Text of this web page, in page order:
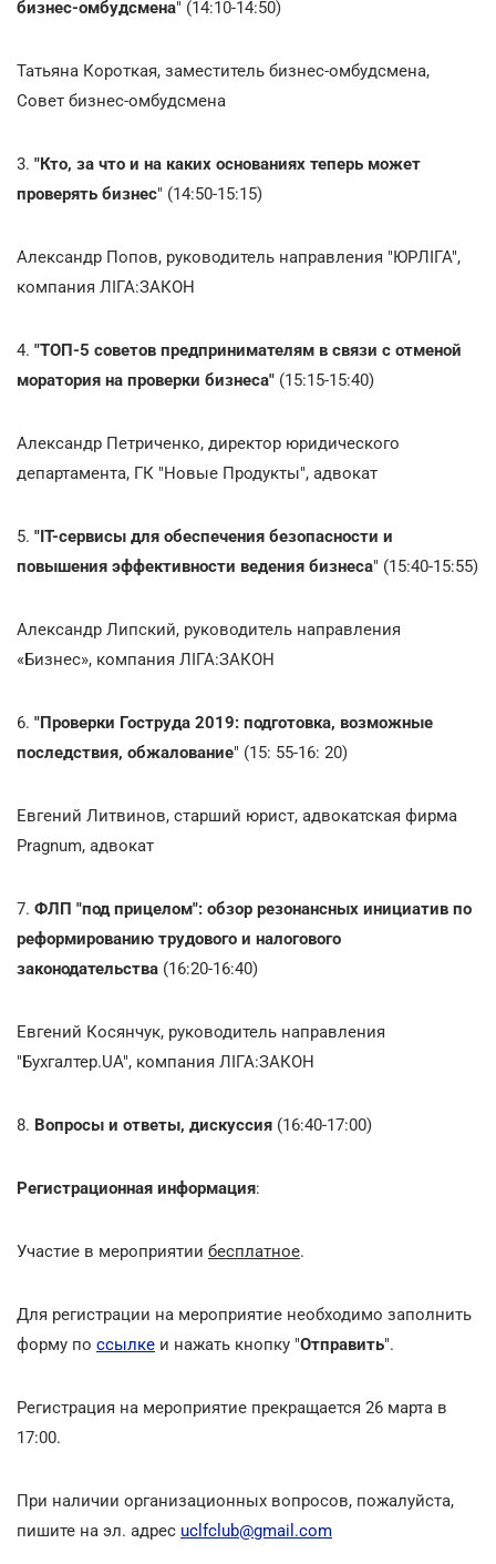
бизнес-омбудсмена" (14:10-14:50)
Татьяна Короткая, заместитель бизнес-омбудсмена,
Совет бизнес-омбудсмена
3. "Кто, за что и на каких основаниях теперь может
проверять бизнес" (14:50-15:15)
Александр Попов, руководитель направления "ЮРЛІГА",
компания ЛІГА:ЗАКОН
4. "ТОП-5 советов предпринимателям в связи с отменой
моратория на проверки бизнеса" (15:15-15:40)
Александр Петриченко, директор юридического
департамента, ГК "Новые Продукты", адвокат
5. "IT-сервисы для обеспечения безопасности и
повышения эффективности ведения бизнеса" (15:40-15:55)
Александр Липский, руководитель направления
«Бизнес», компания ЛІГА:ЗАКОН
6. "Проверки Гоструда 2019: подготовка, возможные
последствия, обжалование" (15: 55-16: 20)
Евгений Литвинов, старший юрист, адвокатская фирма
Pragnum, адвокат
7. ФЛП "под прицелом": обзор резонансных инициатив по
реформированию трудового и налогового
законодательства (16:20-16:40)
Евгений Косянчук, руководитель направления
"Бухгалтер.UA", компания ЛІГА:ЗАКОН
8. Вопросы и ответы, дискуссия (16:40-17:00)
Регистрационная информация:
Участие в мероприятии бесплатное.
Для регистрации на мероприятие необходимо заполнить
форму по ссылке и нажать кнопку "Отправить".
Регистрация на мероприятие прекращается 26 марта в
17:00.
При наличии организационных вопросов, пожалуйста,
пишите на эл. адрес uclfclub@gmail.com